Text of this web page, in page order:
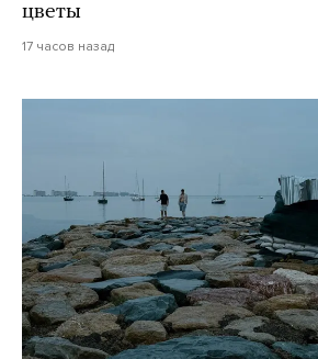
цветы
17 часов назад